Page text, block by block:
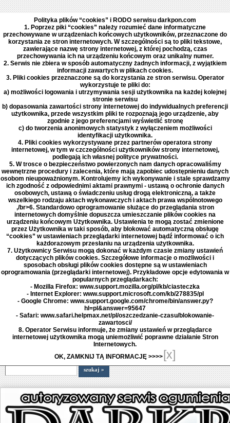
Polityka plików “cookies” i RODO serwisu darkpon.com
1. Poprzez piki “cookies” należy rozumieć dane informatyczne
przechowywane w urządzeniach końcowych użytkowników, przeznaczone do
korzystania ze stron internetowych. W szczególności są to pliki tekstowe,
zawierające nazwę strony internetowej, z której pochodzą, czas
przechowywania ich na urządzeniu końcowym oraz unikalny numer.
2. Serwis nie zbiera w sposób automatyczny żadnych informacji, z wyjątkiem
informacji zawartych w plikach cookies.
3. Pliki cookies przeznaczone są do korzystania ze stron serwisu. Operator
wykorzystuje te pliki do:
a) możliwości logowania i utrzymywania sesji użytkownika na każdej kolejnej
stronie serwisu
b) dopasowania zawartości strony internetowej do indywidualnych preferencji
użytkownika, przede wszystkim pliki te rozpoznają jego urządzenie, aby
zgodnie z jego preferencjami wyświetlić stronę
c) do tworzenia anonimowych statystyk z wyłączeniem możliwości
identyfikacji użytkownika.
4. Pliki cookies wykorzystywane przez partnerów operatora strony
internetowej, w tym w czczególności użytkowników strony internetowej,
podlegają ich własnej polityce prywatności.
5. W trosce o bezpieczeństwo powierzonych nam danych opracowaliśmy
wewnętrzne procedury i zalecenia, które mają zapobiec udostępnieniu danych
osobom nieupoważnionym. Kontrolujemy ich wykonywanie i stale sprawdzamy
ich zgodność z odpowiednimi aktami prawnymi - ustawą o ochronie danych
osobowych, ustawą o świadczeniu usług drogą elektroniczną, a także
wszelkiego rodzaju aktach wykonawczych i aktach prawa wspólnotowego
,/br>6. Standardowo oprogramowanie służące do przeglądania stron
internetowych domyślnie dopuszcza umieszczanie plików cookies na
urządzeniu końcowym Użytkownika. Ustawienia te mogą zostać zmienione
przez Użytkownika w taki sposób, aby blokować automatyczną obsługę
“cookies” w ustawieniach przeglądarki internetowej bądź informować o ich
każdorazowym przesłaniu na urządzenia użytkownika.
7. Użytkownicy Serwisu mogą dokonać w każdym czasie zmiany ustawień
dotyczących plików cookies. Szczegółowe informacje o możliwości i
sposobach obsługi plików cookies dostępne są w ustawieniach
oprogramowania (przeglądarki internetowej). Przykładowe opcje edytowania w
popularnych przeglądarkach:
- Mozilla Firefox: www.support.mozilla.org/pl/kb/ciasteczka
- Internet Explorer: www.support.microsoft.com/kb/278835/pl
- Google Chrome: www.support.google.com/chrome/bin/answer.py?
hl=pl&answer=95647
- Safari: www.safari.helpmax.net/pl/oszczedzanie-czasu/blokowanie-
zawartosci/
8. Operator Serwisu informuje, że zmiany ustawień w przeglądarce
internetowej użytkownika mogą uniemożliwić poprawne działanie Stron
Internetowych.
OK, ZAMKNIJ TĄ INFORMACJĘ >>>>[x]